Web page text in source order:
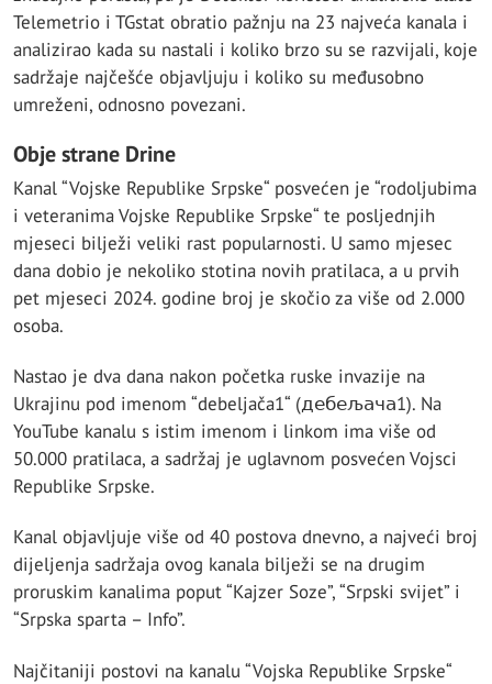
Telemetrio i TGstat obratio pažnju na 23 najveća kanala i
analizirao kada su nastali i koliko brzo su se razvijali, koje
sadržaje najčešće objavljuju i koliko su međusobno
umreženi, odnosno povezani.
Obje strane Drine
Kanal “Vojske Republike Srpske“ posvećen je “rodoljubima
i veteranima Vojske Republike Srpske“ te posljednjih
mjeseci bilježi veliki rast popularnosti. U samo mjesec
dana dobio je nekoliko stotina novih pratilaca, a u prvih
pet mjeseci 2024. godine broj je skočio za više od 2.000
osoba.
Nastao je dva dana nakon početka ruske invazije na
Ukrajinu pod imenom “debeljača1“ (дебељача1). Na
YouTube kanalu s istim imenom i linkom ima više od
50.000 pratilaca, a sadržaj je uglavnom posvećen Vojsci
Republike Srpske.
Kanal objavljuje više od 40 postova dnevno, a najveći broj
dijeljenja sadržaja ovog kanala bilježi se na drugim
proruskim kanalima poput “Kajzer Soze”, “Srpski svijet” i
“Srpska sparta – Info”.
Najčitaniji postovi na kanalu “Vojska Republike Srpske“